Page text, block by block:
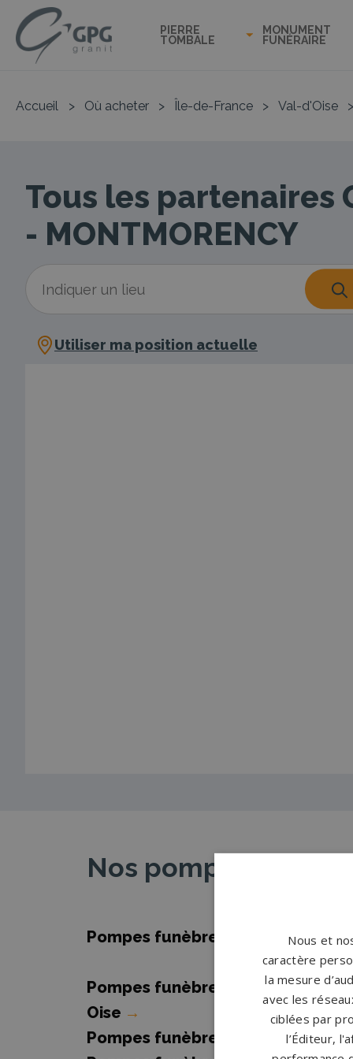
PIERRE
TOMBALE
MONUMENT
FUNÉRAIRE
Accueil > Où acheter > Île-de-France > Val-d'Oise >
Tous les partenaires
- MONTMORENCY
Utiliser ma position actuelle
Nos pompes
Pompes funèbres Argenteuil →
Pompes funèbres Beaumont-sur-
Oise →
Pompes funèbres Eaubonne→
Nous et
caractère
la mesure
avec les
ciblées par
l’Éditeur,